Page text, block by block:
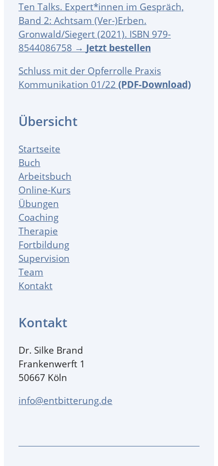
Ten Talks. Expert*innen im Gespräch,
Band 2: Achtsam (Ver-)Erben.
Gronwald/Siegert (2021). ISBN 979-
8544086758 → Jetzt bestellen
Schluss mit der Opferrolle Praxis
Kommunikation 01/22 (PDF-Download)
Übersicht
Startseite
Buch
Arbeitsbuch
Online-Kurs
Übungen
Coaching
Therapie
Fortbildung
Supervision
Team
Kontakt
Kontakt
Dr. Silke Brand
Frankenwerft 1
50667 Köln
info@entbitterung.de